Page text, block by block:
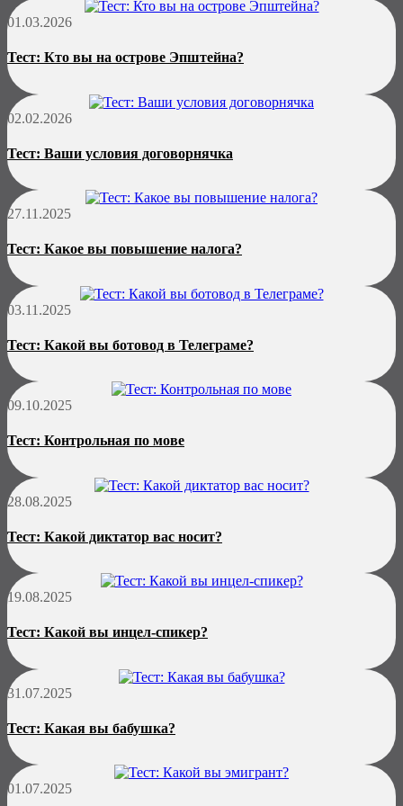
01.03.2026
Тест: Кто вы на острове Эпштейна?
02.02.2026
Тест: Ваши условия договорнячка
27.11.2025
Тест: Какое вы повышение налога?
03.11.2025
Тест: Какой вы ботовод в Телеграме?
09.10.2025
Тест: Контрольная по мове
28.08.2025
Тест: Какой диктатор вас носит?
19.08.2025
Тест: Какой вы инцел-спикер?
31.07.2025
Тест: Какая вы бабушка?
01.07.2025